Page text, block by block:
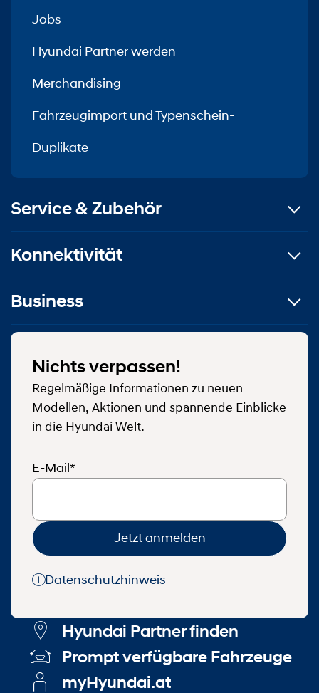
Jobs
Hyundai Partner werden
Merchandising
Fahrzeugimport und Typenschein-
Duplikate
Service & Zubehör
Konnektivität
Business
Nichts verpassen!
Regelmäßige Informationen zu neuen
Modellen, Aktionen und spannende Einblicke
in die Hyundai Welt.
E-Mail*
Jetzt anmelden
Datenschutzhinweis
Hyundai Partner finden
Prompt verfügbare Fahrzeuge
myHyundai.at